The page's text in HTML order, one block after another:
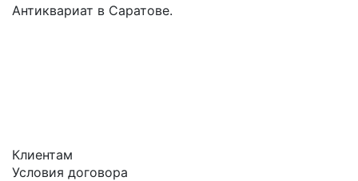
Антиквариат в Саратове.
Клиентам
Условия договора